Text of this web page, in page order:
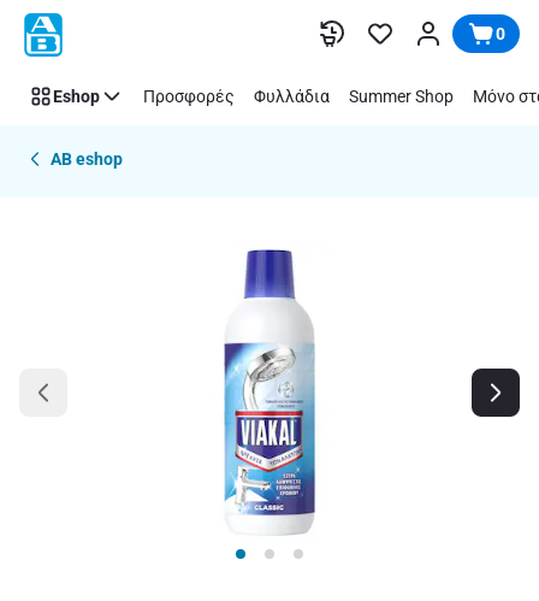
Παράλειψη 0
Eshop Προσφορές Φυλλάδια Summer Shop Μόνο
AB eshop